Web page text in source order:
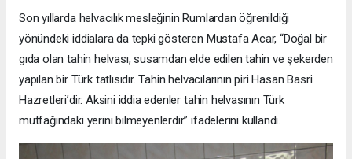
Son yıllarda helvacılık mesleğinin Rumlardan öğrenildiği
yönündeki iddialara da tepki gösteren Mustafa Acar, “Doğal bir
gıda olan tahin helvası, susamdan elde edilen tahin ve şekerden
yapılan bir Türk tatlısıdır. Tahin helvacılarının piri Hasan Basri
Hazretleri’dir. Aksini iddia edenler tahin helvasının Türk
mutfağındaki yerini bilmeyenlerdir” ifadelerini kullandı.